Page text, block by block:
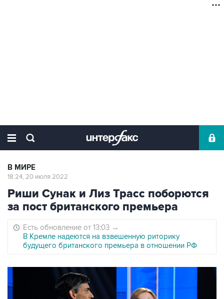
В МИРЕ
18:24, 20 июля 2022
Риши Сунак и Лиз Трасс поборются
за пост британского премьера
Есть обновление от 13:03 →
В Кремле надеются на взвешенную риторику
будущего британского премьера в отношении РФ